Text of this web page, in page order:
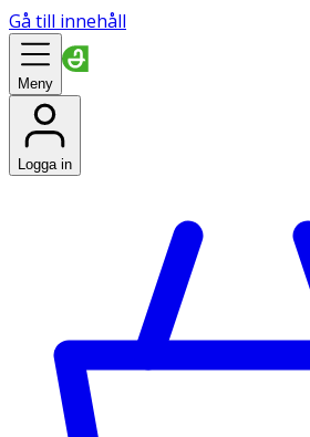
Gå till innehåll
Meny
Logga in